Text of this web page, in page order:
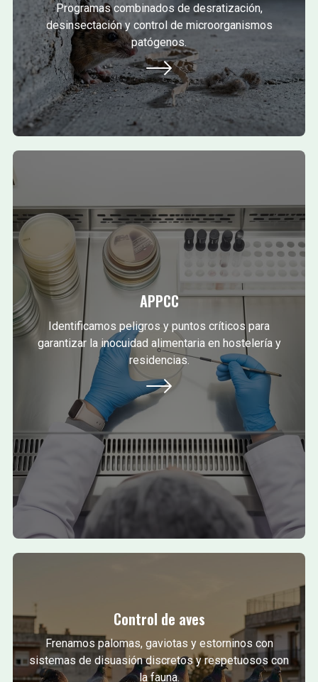
Programas combinados de desratización,
desinsectación y control de microorganismos
patógenos.
APPCC
Identificamos peligros y puntos críticos para
garantizar la inocuidad alimentaria en hostelería y
residencias.
Control de aves
Frenamos palomas, gaviotas y estorninos con
sistemas de disuasión discretos y respetuosos con
la fauna.